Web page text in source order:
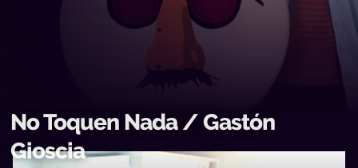
No Toquen Nada / Gastón
Gioscia